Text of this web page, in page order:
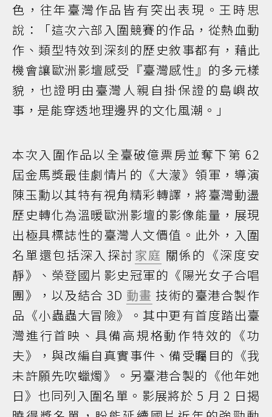
色，往年臺灣作品皆有突出表現。王時思
說：「這次六部入圍競賽的作品，從熱血動
作、類型特效到深刻的歷史敘事都有，藉此
機會讓歐洲影壇感受『臺灣感性』的多元樣
貌，也證明由臺灣人親自掛保證的島嶼故
事，是能穿透地理邊界的文化風潮。」
本次入圍作品以全臺破億票房並奪下第 62
屆金馬獎最佳劇情片的《大濛》領軍，導演
陳玉勳以其特有視角精彩轉譯，將臺灣動盪
歷史轉化為溫暖歐洲影壇的影像能量，展現
出極具標誌性的臺灣人文價值。此外，入圍
名單還包括深入探討家庭 關係的《深度安
靜》、榮登國片影史冠軍的《陽光女子合唱
團》，以及結合 3D 動畫 技術的臺港合製作
品《小蟲蟲大冒險》。其中更有首度踏出臺
灣進行首映、具備高規格動作特效的《功
夫》，與改編自真實事件、備受矚目的《我
未許願先吹蠟燭》。另臺港合製的《他年她
日》也同列入圍名單。影展將於 5 月 2 日揭